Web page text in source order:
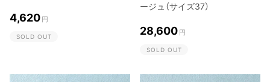
4,620 円
SOLD OUT
ージュ（サイズ37）
28,600 円
SOLD OUT